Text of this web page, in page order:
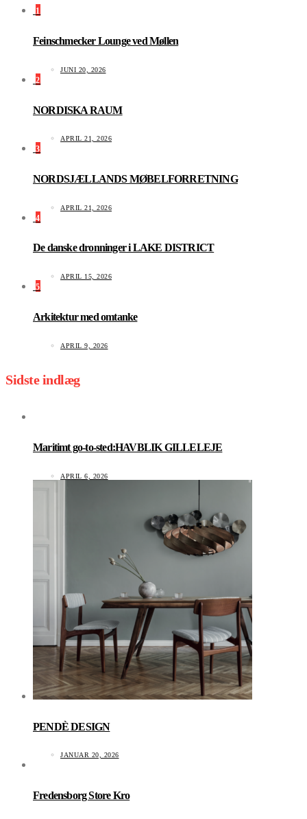
1
Feinschmecker Lounge ved Møllen
JUNI 20, 2026
2
NORDISKA RAUM
APRIL 21, 2026
3
NORDSJÆLLANDS MØBELFORRETNING
APRIL 21, 2026
4
De danske dronninger i LAKE DISTRICT
APRIL 15, 2026
5
Arkitektur med omtanke
APRIL 9, 2026
Sidste indlæg
Maritimt go-to-sted:HAVBLIK GILLELEJE
APRIL 6, 2026
PENDÈ DESIGN
JANUAR 20, 2026
Fredensborg Store Kro